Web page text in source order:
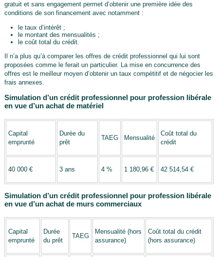
gratuit et sans engagement permet d’obtenir une première idée des
conditions de son financement avec notamment :
le taux d’intérêt ;
le montant des mensualités ;
le coût total du crédit.
Il n’a plus qu’à comparer les offres de crédit professionnel qui lui sont
proposées comme le ferait un particulier. La mise en concurrence des
offres est le meilleur moyen d’obtenir un taux compétitif et de négocier les
frais annexes.
Simulation d’un crédit professionnel pour profession libérale
en vue d’un achat de matériel
Capital
emprunté
Durée du
prêt
TAEG Mensualité
Coût total du
crédit
40 000 € 3 ans 4 % 1 180,96 € 42 514,54 €
Simulation d’un crédit professionnel pour profession libérale
en vue d’un achat de murs commerciaux
Capital
emprunté
Durée
du prêt
TAEG
Mensualité (hors
assurance)
Coût total du crédit
(hors assurance)